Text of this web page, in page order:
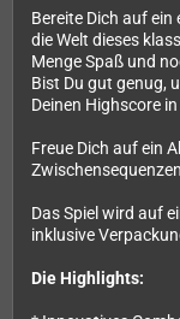
Bereite Dich auf
die Welt dieses
Menge Spaß und
Bist Du gut genug,
Deinen Highscore
Freue Dich auf ein
Das Spiel wird auf
inklusive
Die Highlights: